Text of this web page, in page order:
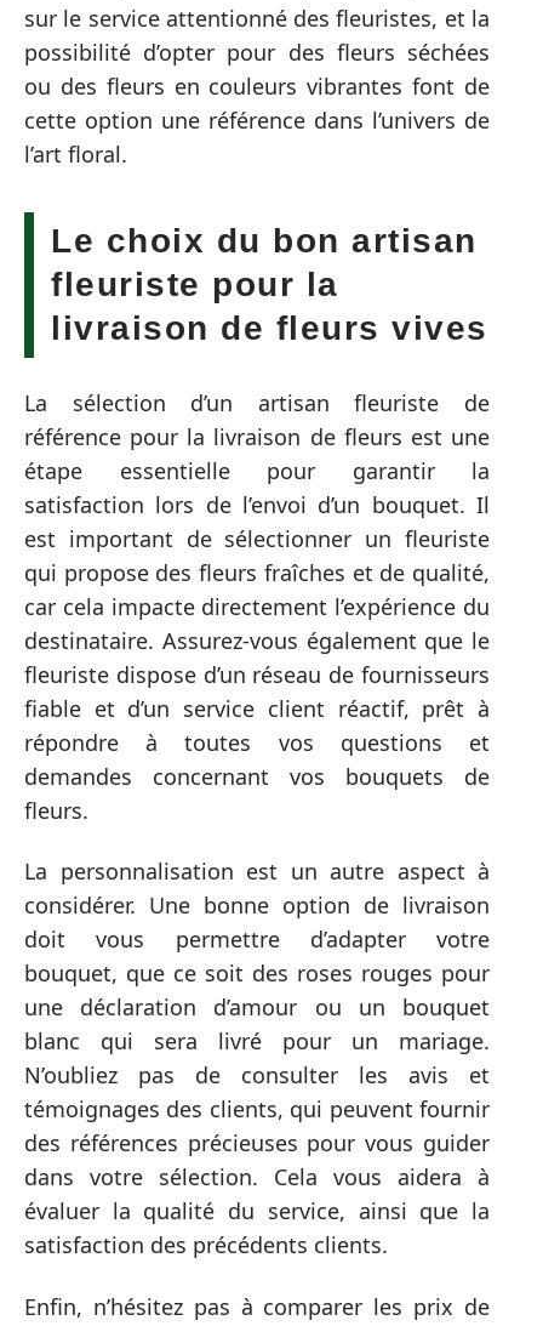
sur le service attentionné des fleuristes, et la
possibilité d’opter pour des fleurs séchées
ou des fleurs en couleurs vibrantes font de
cette option une référence dans l’univers de
l’art floral.
Le choix du bon artisan
fleuriste pour la
livraison de fleurs vives
La sélection d’un artisan fleuriste de
référence pour la livraison de fleurs est une
étape essentielle pour garantir la
satisfaction lors de l’envoi d’un bouquet. Il
est important de sélectionner un fleuriste
qui propose des fleurs fraîches et de qualité,
car cela impacte directement l’expérience du
destinataire. Assurez-vous également que le
fleuriste dispose d’un réseau de fournisseurs
fiable et d’un service client réactif, prêt à
répondre à toutes vos questions et
demandes concernant vos bouquets de
fleurs.
La personnalisation est un autre aspect à
considérer. Une bonne option de livraison
doit vous permettre d’adapter votre
bouquet, que ce soit des roses rouges pour
une déclaration d’amour ou un bouquet
blanc qui sera livré pour un mariage.
N’oubliez pas de consulter les avis et
témoignages des clients, qui peuvent fournir
des références précieuses pour vous guider
dans votre sélection. Cela vous aidera à
évaluer la qualité du service, ainsi que la
satisfaction des précédents clients.
Enfin, n’hésitez pas à comparer les prix de